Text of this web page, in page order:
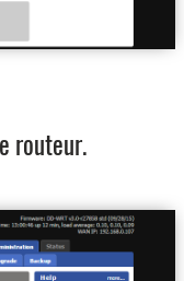
routeur.